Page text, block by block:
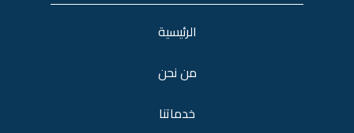
الرئيسية
من نحن
خدماتنا